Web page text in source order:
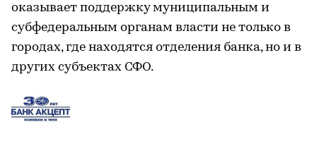
оказывает поддержку муниципальным и
субфедеральным органам власти не только в
городах, где находятся отделения банка, но и в
других субъектах СФО.